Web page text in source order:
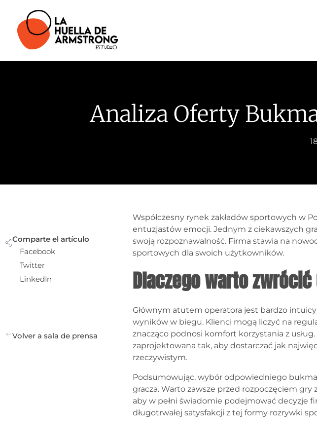
Analiza Oferty
Comparte el artículo
Facebook
Twitter
LinkedIn
Volver a sala de prensa
Współczesny rynek zakładów sportowych w
entuzjastów emocji. Jednym z ciekawszych
swoją rozpoznawalność. Firma stawia na
sportowych dla swoich użytkowników.
Dlaczego warto
Głównym atutem operatora jest bardzo
wyników w biegu. Klienci mogą liczyć na
znacząco podnosi komfort korzystania z
zaprojektowana tak, aby dostarczać jak
rzeczywistym.
Podsumowując, wybór odpowiedniego
gracza. Warto zawsze przed rozpoczęciem
aby w pełni świadomie podejmować decyzje
długotrwałej satysfakcji z tej formy rozrywki